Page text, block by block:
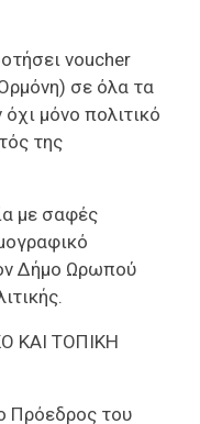
voucher
σε όλα τα
μόνο πολιτικό
της
με σαφές
Δήμο Ωρωπού
ΚΑΙ ΤΟΠΙΚΗ
Πρόεδρος του